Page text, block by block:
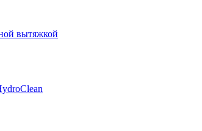
вытяжкой